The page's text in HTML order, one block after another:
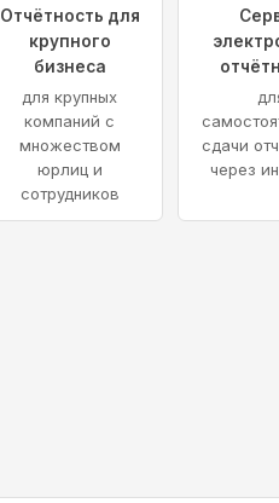
Отчётность для
крупного
бизнеса
для крупных
компаний с
множеством
юрлиц и
сотрудников
сдачи
через